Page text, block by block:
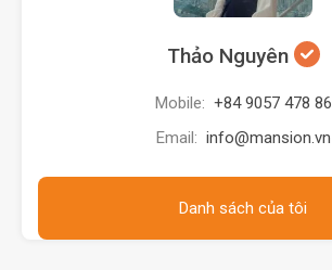
Thảo Nguyên
Mobile: +84 9057 478 86
Email: info@mansion.vn
Danh sách của tôi